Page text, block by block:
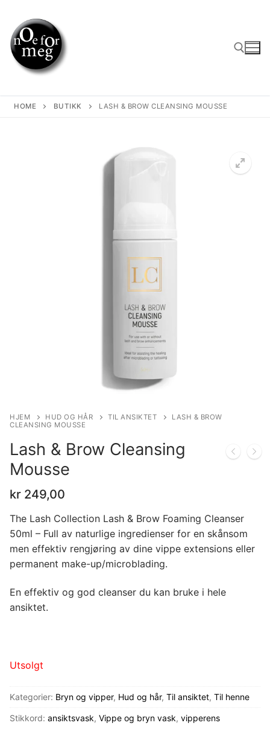
content
HOME BUTIKK LASH & BROW CLEANSING MOUSSE
HJEM HUD OG HÅR TIL ANSIKTET
LASH & BROW
CLEANSING MOUSSE
Lash & Brow Cleansing
Mousse
kr 249,00
The Lash Collection Lash & Brow Foaming Cleanser
50ml – Full av naturlige ingredienser for en skånsom
men effektiv rengjøring av dine vippe extensions eller
permanent make-up/microblading.
En effektiv og god cleanser du kan bruke i hele
ansiktet.
Utsolgt
Kategorier: Bryn og vipper, Hud og hår, Til ansiktet, Til henne
Stikkord: ansiktsvask, Vippe og bryn vask, vipperens